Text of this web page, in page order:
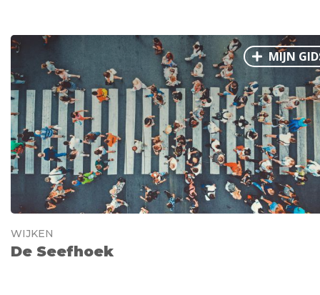
MIJN
WIJKEN
De Seefhoek